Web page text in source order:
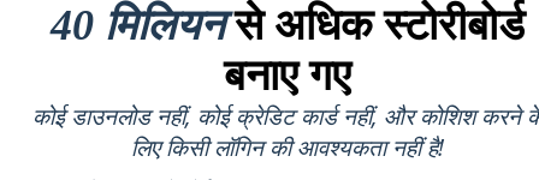
40 मिलियनसे अधिक स्टोरीबोर्ड
बनाए गए
कोई डाउनलोड नहीं, कोई क्रेडिट कार्ड नहीं, और कोशिश करने
लिए किसी लॉगिन की आवश्यकता नहीं है!